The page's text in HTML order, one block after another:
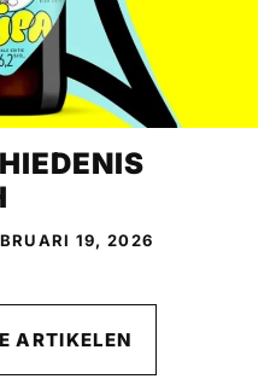
19, 2026
ARTIKELEN